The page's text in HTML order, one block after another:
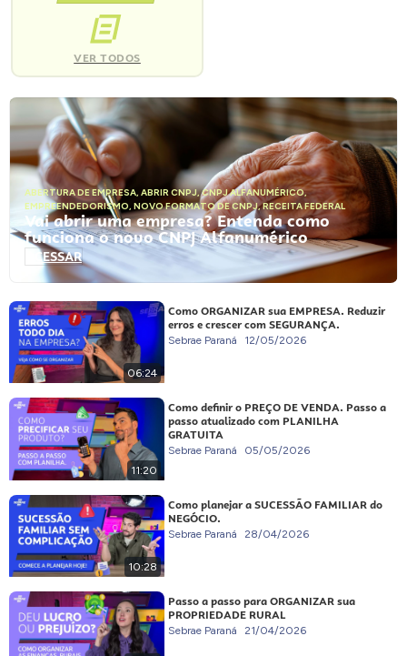
VER TODOS
ABERTURA DE EMPRESA, ABRIR CNPJ,CNPJ ALFANUMÉRICO,
EMPREENDEDORISMO, NOVO FORMATO DE CNPJ,RECEITA FEDERAL
Vai abrir uma empresa? Entenda como
funciona o novo CNPJ Alfanumérico
ACESSAR
06:24
Como ORGANIZAR sua EMPRESA. Reduzir
erros e crescer com SEGURANÇA.
Sebrae Paraná 12/05/2026
11:20
Como definir o PREÇO DE VENDA. Passo a
passo atualizado com PLANILHA
GRATUITA
Sebrae Paraná 05/05/2026
10:28
Como planejar a SUCESSÃO FAMILIAR do
NEGÓCIO.
Sebrae Paraná 28/04/2026
Passo a passo para ORGANIZAR sua
PROPRIEDADE RURAL
Sebrae Paraná 21/04/2026